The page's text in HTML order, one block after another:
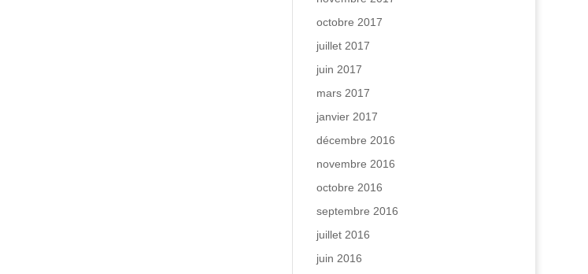
octobre 2017
juillet 2017
juin 2017
mars 2017
janvier 2017
décembre 2016
novembre 2016
octobre 2016
septembre 2016
juillet 2016
juin 2016